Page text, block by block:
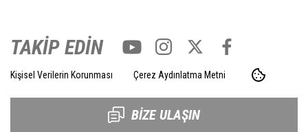
TAKİP EDİN
Kişisel Verilerin Korunması Çerez Aydınlatma Metni
BİZE ULAŞIN